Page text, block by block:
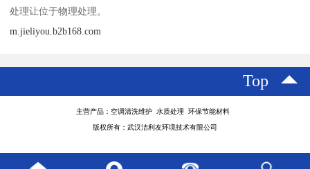
处理让位于物理处理。
m.jieliyou.b2b168.com
Top
主营产品：空调清洗维护 水质处理 环保节能材料
版权所有：武汉洁利友环境技术有限公司